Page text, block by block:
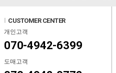
l CUSTOMER CENTER
개인고객
070-4942-6399
도매고객